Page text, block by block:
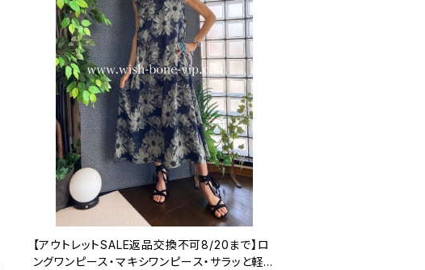
【アウトレットSALE返品交換不可8/20まで】ロ
ングワンピース・マキシワンピース・サラッと軽や